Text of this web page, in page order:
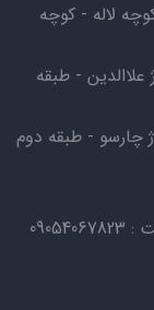
لاله - کوچه
- طبقه
چارسو - طبقه دوم